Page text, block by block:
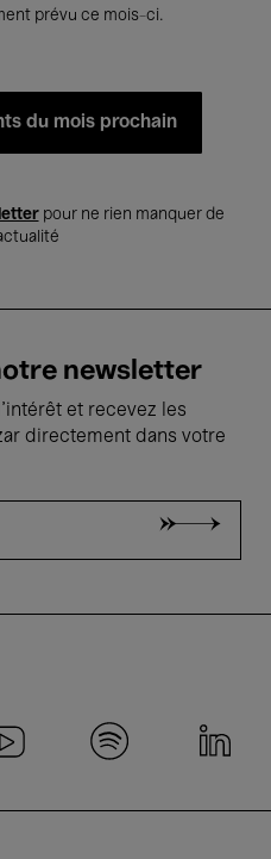
prévu ce mois-ci.
du mois prochain
pour ne rien manquer de
newsletter
et recevez les
directement dans votre